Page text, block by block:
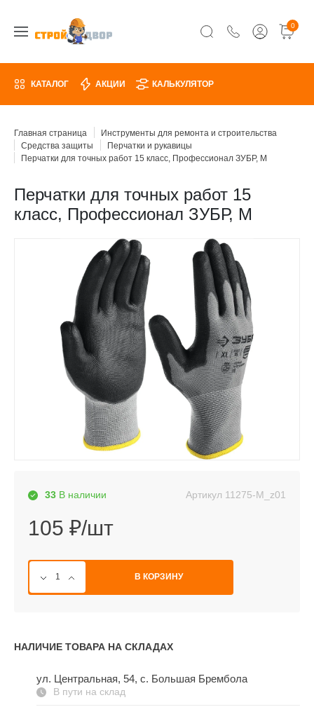
0
КАТАЛОГ АКЦИИ КАЛЬКУЛЯТОР
Главная страница
Инструменты для ремонта и строительства
Средства защиты
Перчатки и рукавицы
Перчатки для точных работ 15 класс, Профессионал ЗУБР, M
Перчатки для точных работ 15
класс, Профессионал ЗУБР, M
33 В наличии Артикул 11275-M_z01
105 ₽/шт
В КОРЗИНУ
НАЛИЧИЕ ТОВАРА НА СКЛАДАХ
ул. Центральная, 54, c. Большая Брембола
В пути на склад